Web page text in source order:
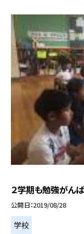
２学期も勉強がんば
公開日 2019/08/28
学校